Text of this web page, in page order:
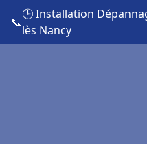
📞
🕒 Installation
lès Nancy